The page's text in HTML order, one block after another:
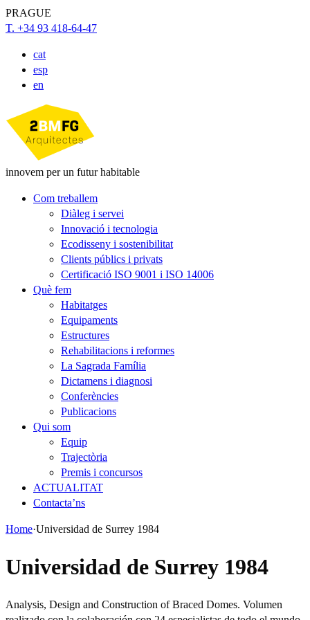
PRAGUE
T. +34 93 418-64-47
cat
esp
en
innovem per un futur habitable
Com treballem
Diàleg i servei
Innovació i tecnologia
Ecodisseny i sostenibilitat
Clients públics i privats
Certificació ISO 9001 i ISO 14006
Què fem
Habitatges
Equipaments
Estructures
Rehabilitacions i reformes
La Sagrada Família
Dictamens i diagnosi
Conferències
Publicacions
Qui som
Equip
Trajectòria
Premis i concursos
ACTUALITAT
Contacta’ns
Home·Universidad de Surrey 1984
Universidad de Surrey 1984
Analysis, Design and Construction of Braced Domes. Volumen